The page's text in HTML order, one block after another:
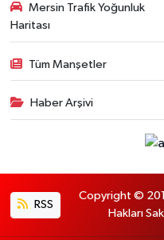
Mersin Trafik Yoğunluk
Haritası
Tüm Manşetler
Haber Arşivi
RSS
Copyright ©
Hakları